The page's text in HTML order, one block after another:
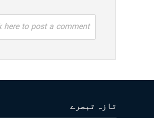
here to post a comment
تازہ تبصرے